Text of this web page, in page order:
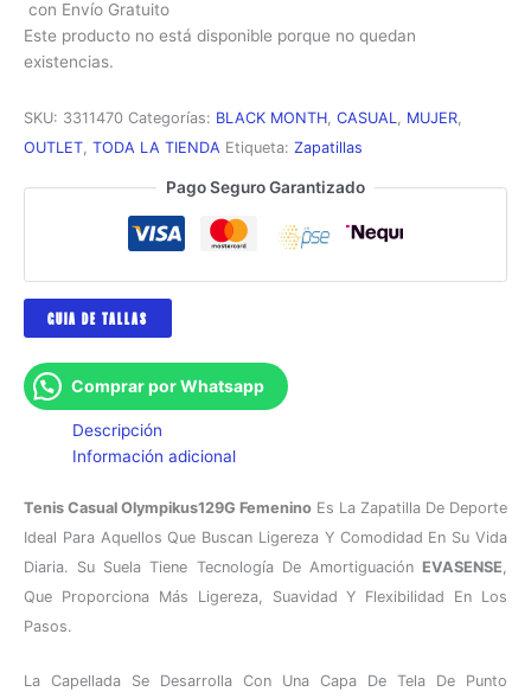
con Envío Gratuito
Este producto no está disponible porque no quedan
existencias.
SKU: 3311470 Categorías: BLACK MONTH, CASUAL, MUJER,
OUTLET, TODA LA TIENDA Etiqueta: Zapatillas
Pago Seguro Garantizado
GUIA DE TALLAS
Comprar por Whatsapp
Descripción
Información adicional
Tenis Casual Olympikus129G Femenino Es La Zapatilla De Deporte
Ideal Para Aquellos Que Buscan Ligereza Y Comodidad En Su Vida
Diaria. Su Suela Tiene Tecnología De Amortiguación EVASENSE,
Que Proporciona Más Ligereza, Suavidad Y Flexibilidad En Los
Pasos.
La Capellada Se Desarrolla Con Una Capa De Tela De Punto